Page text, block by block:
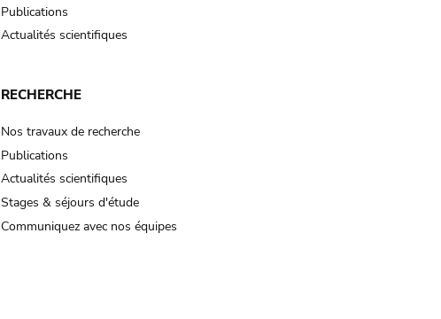
Publications
Actualités scientifiques
RECHERCHE
Nos travaux de recherche
Publications
Actualités scientifiques
Stages & séjours d'étude
Communiquez avec nos équipes